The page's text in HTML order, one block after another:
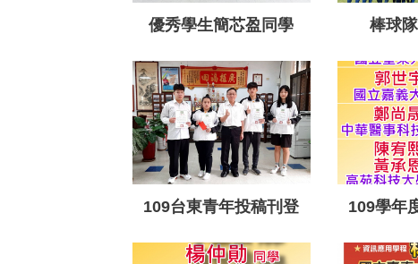
優秀學生簡芯盈同學 棒球
109台東青年投稿刊登 109學年